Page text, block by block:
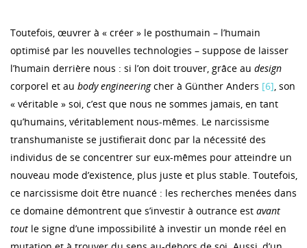
Toutefois, œuvrer à « créer » le posthumain – l’humain
optimisé par les nouvelles technologies – suppose de laisser
l’humain derrière nous : si l’on doit trouver, grâce au design
corporel et au body engineeringcher à Günther Anders [6], son
« véritable » soi, c’est que nous ne sommes jamais, en tant
qu’humains, véritablement nous-mêmes. Le narcissisme
transhumaniste se justifierait donc par la nécessité des
individus de se concentrer sur eux-mêmes pour atteindre un
nouveau mode d’existence, plus juste et plus stable. Toutefois,
ce narcissisme doit être nuancé : les recherches menées dans
ce domaine démontrent que s’investir à outrance est avant
tout le signe d’une impossibilité à investir un monde réel en